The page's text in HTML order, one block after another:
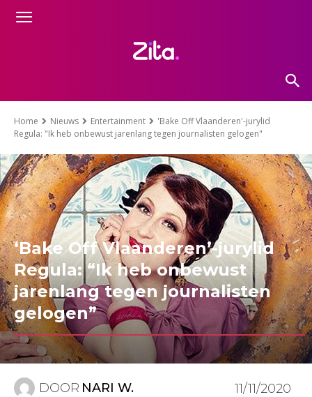
Home Nieuws Entertainment
'Bake Off Vlaanderen'-jurylid
Regula: "Ik heb onbewust jarenlang tegen journalisten gelogen"
‘Bake Off Vlaanderen’-jurylid
Regula: “Ik heb onbewust
jarenlang tegen journalisten
gelogen”
DOOR NARI W. 11/11/2020